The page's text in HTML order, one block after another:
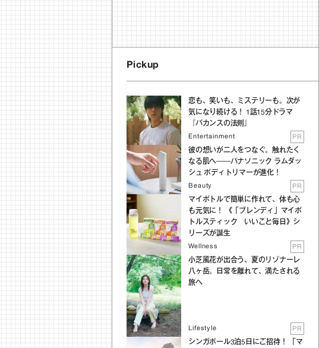
Pickup
恋も、笑いも、ミステリーも。次が
気になり続ける！ 1話15分ドラマ
『バカンスの法則』
Entertainment PR
彼の想いが二人をつなぐ。触れたく
なる肌へ──パナソニック ラムダッ
シュ ボディトリマーが進化！
Beauty PR
マイボトルで簡単に作れて、体も心
も元気に！ 《「ブレンディ」マイボ
トルスティック いいこと毎日》シ
リーズが誕生
Wellness PR
小芝風花が出合う、夏のリゾナーレ
八ヶ岳。日常を離れて、満たされる
旅へ
Lifestyle PR
シンガポール3泊5日にご招待！ 「マ